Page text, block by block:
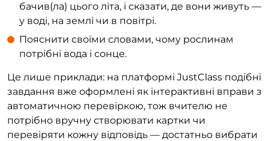
бачив(ла) цього літа, і сказати, де вони живуть —
у воді, на землі чи в повітрі.
Пояснити своїми словами, чому рослинам
потрібні вода і сонце.
Це лише приклади: на платформі JustClass подібні
завдання вже оформлені як інтерактивні вправи з
автоматичною перевіркою, тож вчителю не
потрібно вручну створювати картки чи
перевіряти кожну відповідь — достатньо вибрати